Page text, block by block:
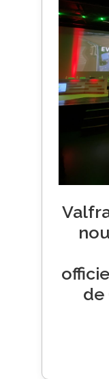
de